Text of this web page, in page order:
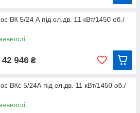
ВК 5/24 А під ел.дв. 11 кВт/1450 об./
42 946 ₴
ВКc 5/24А під ел.дв. 11 кВт/1450 об./